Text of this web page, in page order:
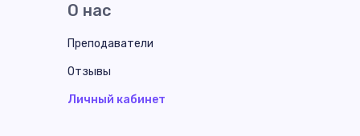
О нас
Преподаватели
Отзывы
Личный кабинет